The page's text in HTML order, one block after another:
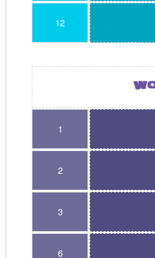
12
1
2
3
6